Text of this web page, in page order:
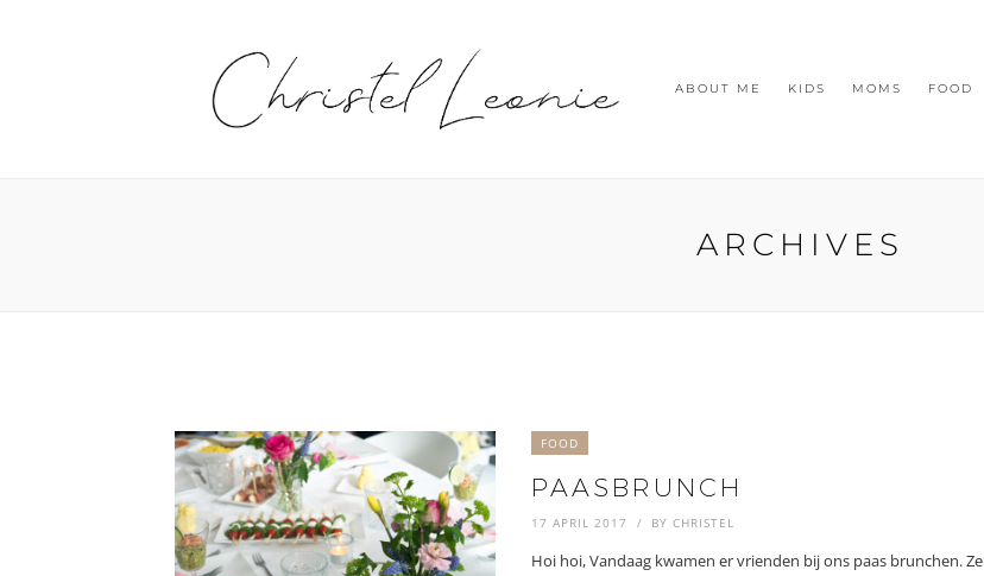
ABOUT ME KIDS MOMS FOOD
ARCHIVES
FOOD
PAASBRUNCH
17 APRIL 2017 BY CHRISTEL
Hoi hoi, Vandaag kwamen er vrienden bij ons paas brunchen. Ze